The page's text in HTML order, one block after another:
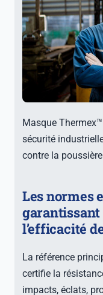
Masque
sécurité
contre la
Les normes
l’efficacité
La référence
certifie la
impacts, éclats,